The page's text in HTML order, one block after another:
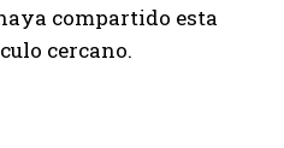
compartido esta
cercano.